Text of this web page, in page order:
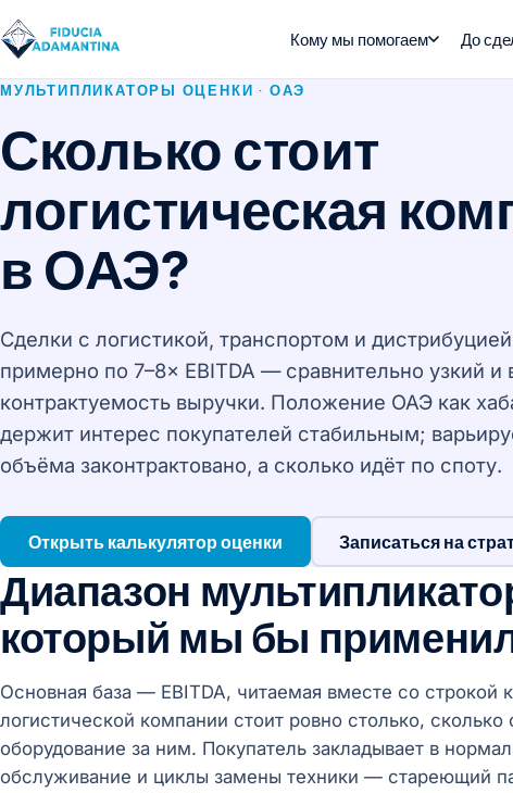
Кому мы помогаем До
МУЛЬТИПЛИКАТОРЫ ОЦЕНКИ · ОАЭ
Сколько стоит
логистическая
в ОАЭ?
Сделки с логистикой, транспортом и
примерно по 7–8× EBITDA — сравнительно узкий
контрактуемость выручки. Положение ОАЭ как
держит интерес покупателей стабильным;
объёма законтрактовано, а сколько идёт по споту.
Открыть калькулятор оценки Записаться на
Диапазон
который мы бы
Основная база — EBITDA, читаемая вместе со строкой
логистической компании стоит ровно столько, сколько
оборудование за ним. Покупатель закладывает в
обслуживание и циклы замены техники — стареющий